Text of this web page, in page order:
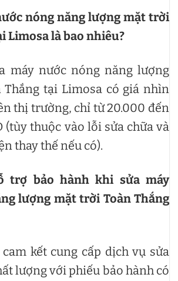
nóng năng lượng mặt trời
Limosa là bao nhiêu?
máy nước nóng năng lượng
tại Limosa có giá nhìn
thị trường, chỉ từ 20.000 đến
(tùy thuộc vào lỗi sửa chữa và
thay thế nếu có).
trợ bảo hành khi sửa máy
lượng mặt trời Toàn Thắng
kết cung cấp dịch vụ sửa
lượng với phiếu bảo hành có